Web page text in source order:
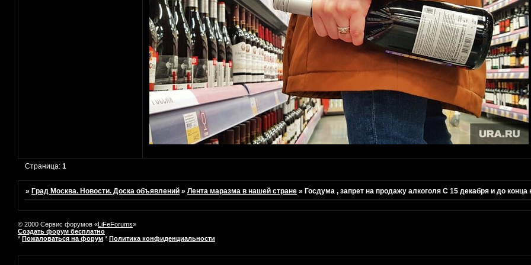
Страница:1
»Град Москва. Новости. Доска объявлений »Лента маразма в нашей стране »Госдума , запрет на продажу алкоголя С 15 декабря и до конца
© 2000 Сервис форумов «LiFeForums»
Создать форум бесплатно
* Пожаловаться на форум * Политика конфиденциальности